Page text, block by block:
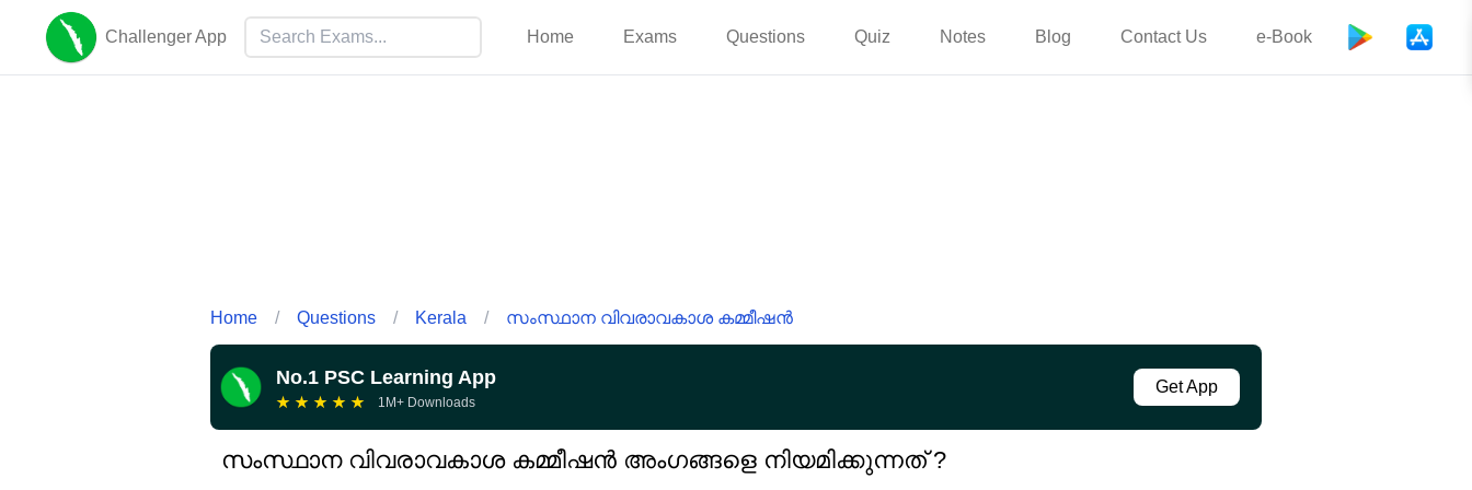
Challenger App Home Exams Questions Quiz Notes Blog Contact Us e-Book
Home / Questions / Kerala / സംസ്ഥാന വിവരാവകാശ കമ്മീഷൻ
No.1 PSC Learning App
★ ★ ★ ★ ★ 1M+ Downloads
Get App
സംസ്ഥാന വിവരാവകാശ കമ്മീഷൻ അംഗങ്ങളെ നിയമിക്കുന്നത് ?